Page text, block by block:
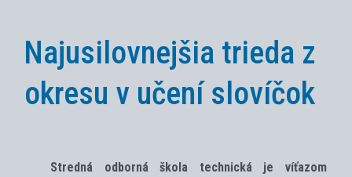
Najusilovnejšia trieda z
okresu v učení slovíčok
Stredná odborná škola technická je víťazom